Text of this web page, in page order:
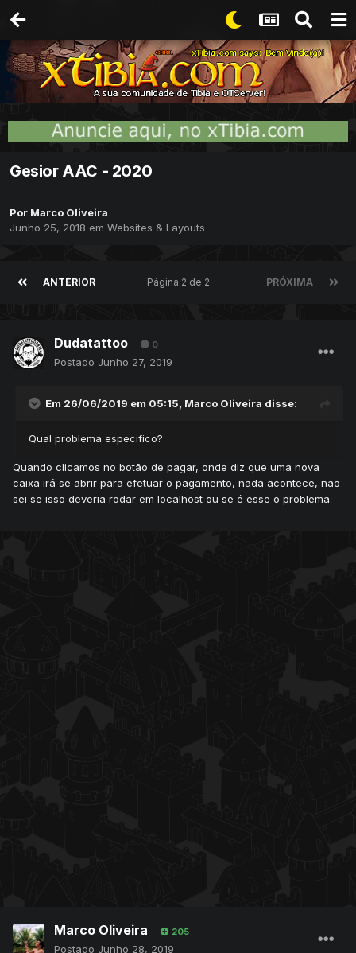
Gesior AAC - 2020
Por Marco Oliveira
Junho 25, 2018 em Websites & Layouts
ANTERIOR PRÓXIMA
Página 2 de 2
Dudatattoo 0
Postado Junho 27, 2019
Em 26/06/2019 em 05:15, Marco Oliveira disse:
Qual problema especifico?
Quando clicamos no botão de pagar, onde diz que uma nova
caixa irá se abrir para efetuar o pagamento, nada acontece, não
sei se isso deveria rodar em localhost ou se é esse o problema.
Marco Oliveira 205
Postado Junho 28, 2019